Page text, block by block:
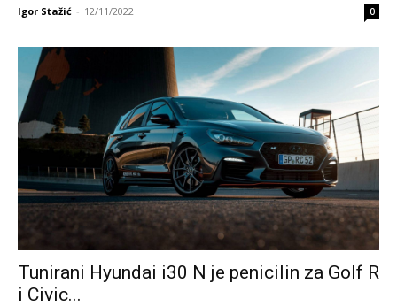
Igor Stažić - 12/11/2022 0
Tunirani Hyundai i30 N je penicilin za Golf R
i Civic...